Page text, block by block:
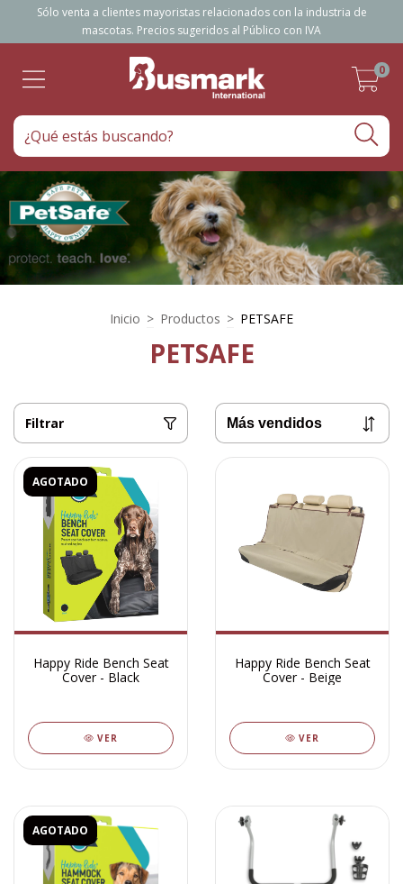
Sólo venta a clientes mayoristas relacionados con la industria de
mascotas. Precios sugeridos al Público con IVA
0
Inicio > Productos > PETSAFE
PETSAFE
Filtrar
AGOTADO
Happy Ride Bench Seat
Cover - Black
VER
Happy Ride Bench Seat
Cover - Beige
VER
AGOTADO